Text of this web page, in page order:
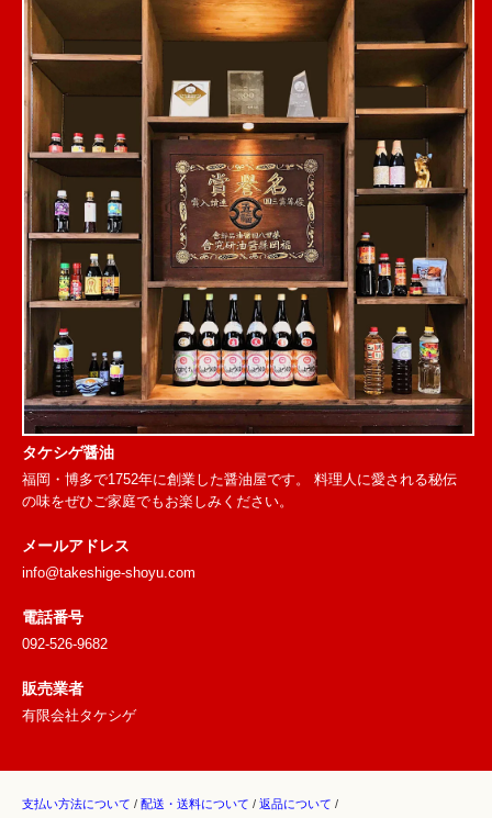
タケシゲ醤油
福岡・博多で1752年に創業した醤油屋です。 料理人に愛される秘伝
の味をぜひご家庭でもお楽しみください。
メールアドレス
info@takeshige-shoyu.com
電話番号
092-526-9682
販売業者
有限会社タケシゲ
支払い方法について / 配送・送料について / 返品について /